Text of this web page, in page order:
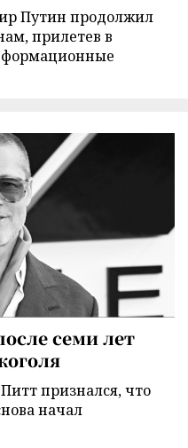
Путин продолжил
прилетев в
семи лет
признался, что
начал